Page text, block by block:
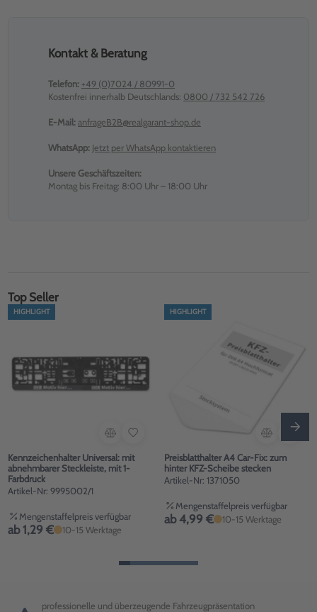
Kontakt & Beratung
Telefon: +49 (0)7024 / 80991-0
Kostenfrei innerhalb Deutschlands: 0800 / 732 542 726
E-Mail:anfrageB2B@realgarant-shop.de
WhatsApp: Jetzt per WhatsApp kontaktieren
Unsere Geschäftszeiten:
Montag bis Freitag: 8:00 Uhr – 18:00 Uhr
Top Seller
HIGHLIGHT
Kennzeichenhalter Universal: mit
abnehmbarer Steckleiste, mit 1-
Farbdruck
Artikel-Nr: 9995002/1
Mengenstaffelpreis verfügbar
ab 1,29 € 10-15 Werktage
HIGHLIGHT
Preisblatthalter A4 Car-Fix: zum
hinter KFZ-Scheibe stecken
Artikel-Nr: 1371050
Mengenstaffelpreis verfügbar
ab 4,99 € 10-15 Werktage
professionelle und überzeugende Fahrzeugpräsentation